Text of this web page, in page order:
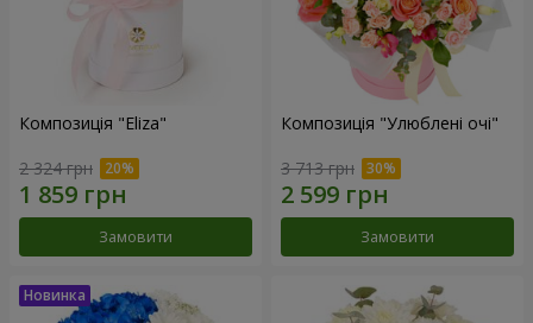
Композиція "Eliza"
2 324 грн
Замовити
Композиція "Улюблені очі"
3 713 грн
Замовити